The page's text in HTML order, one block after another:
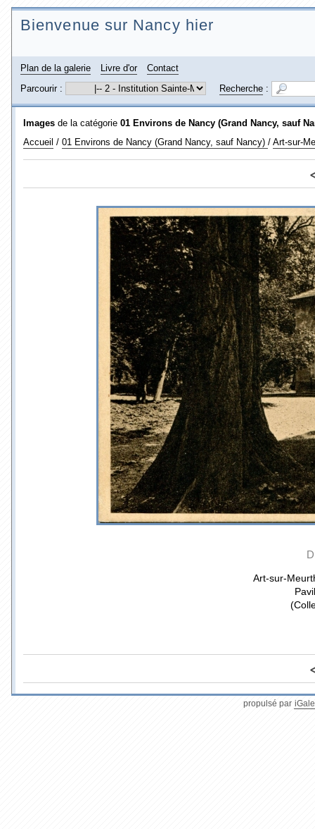
Bienvenue sur Nancy hier
Plan de la galerie Livre d'or
Contact
Parcourir :
Recherche :
Images de la catégorie 01 Environs de Nancy (Grand Nancy, sauf
Accueil / 01 Environs de Nancy (Grand Nancy, sauf Nancy) / Art-sur-
Art-sur-
propulsé par